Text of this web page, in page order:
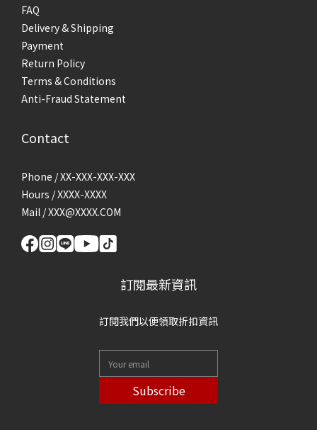
FAQ
Delivery & Shipping
Payment
Return Policy
Terms & Conditions
Anti-Fraud Statement
Contact
Phone / XX-XXX-XXX-XXX
Hours / XXXX-XXXX
Mail / XXX@XXXX.COM
訂閱最新資訊
訂閱我們以便領取折扣資訊
Subscribe